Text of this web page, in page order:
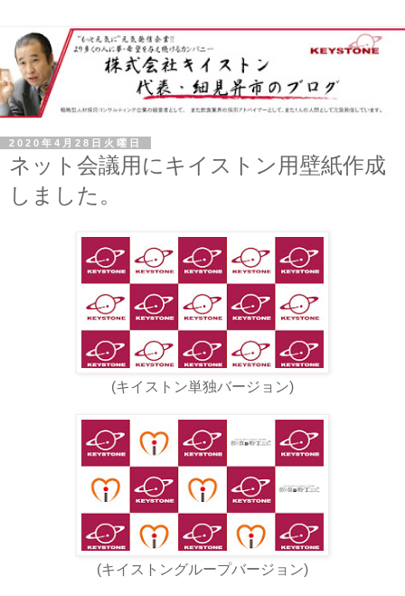
2020年4月28日火曜日
ネット会議用にキイストン用壁紙作成
しました。
(キイストン単独バージョン)
(キイストングループバージョン)